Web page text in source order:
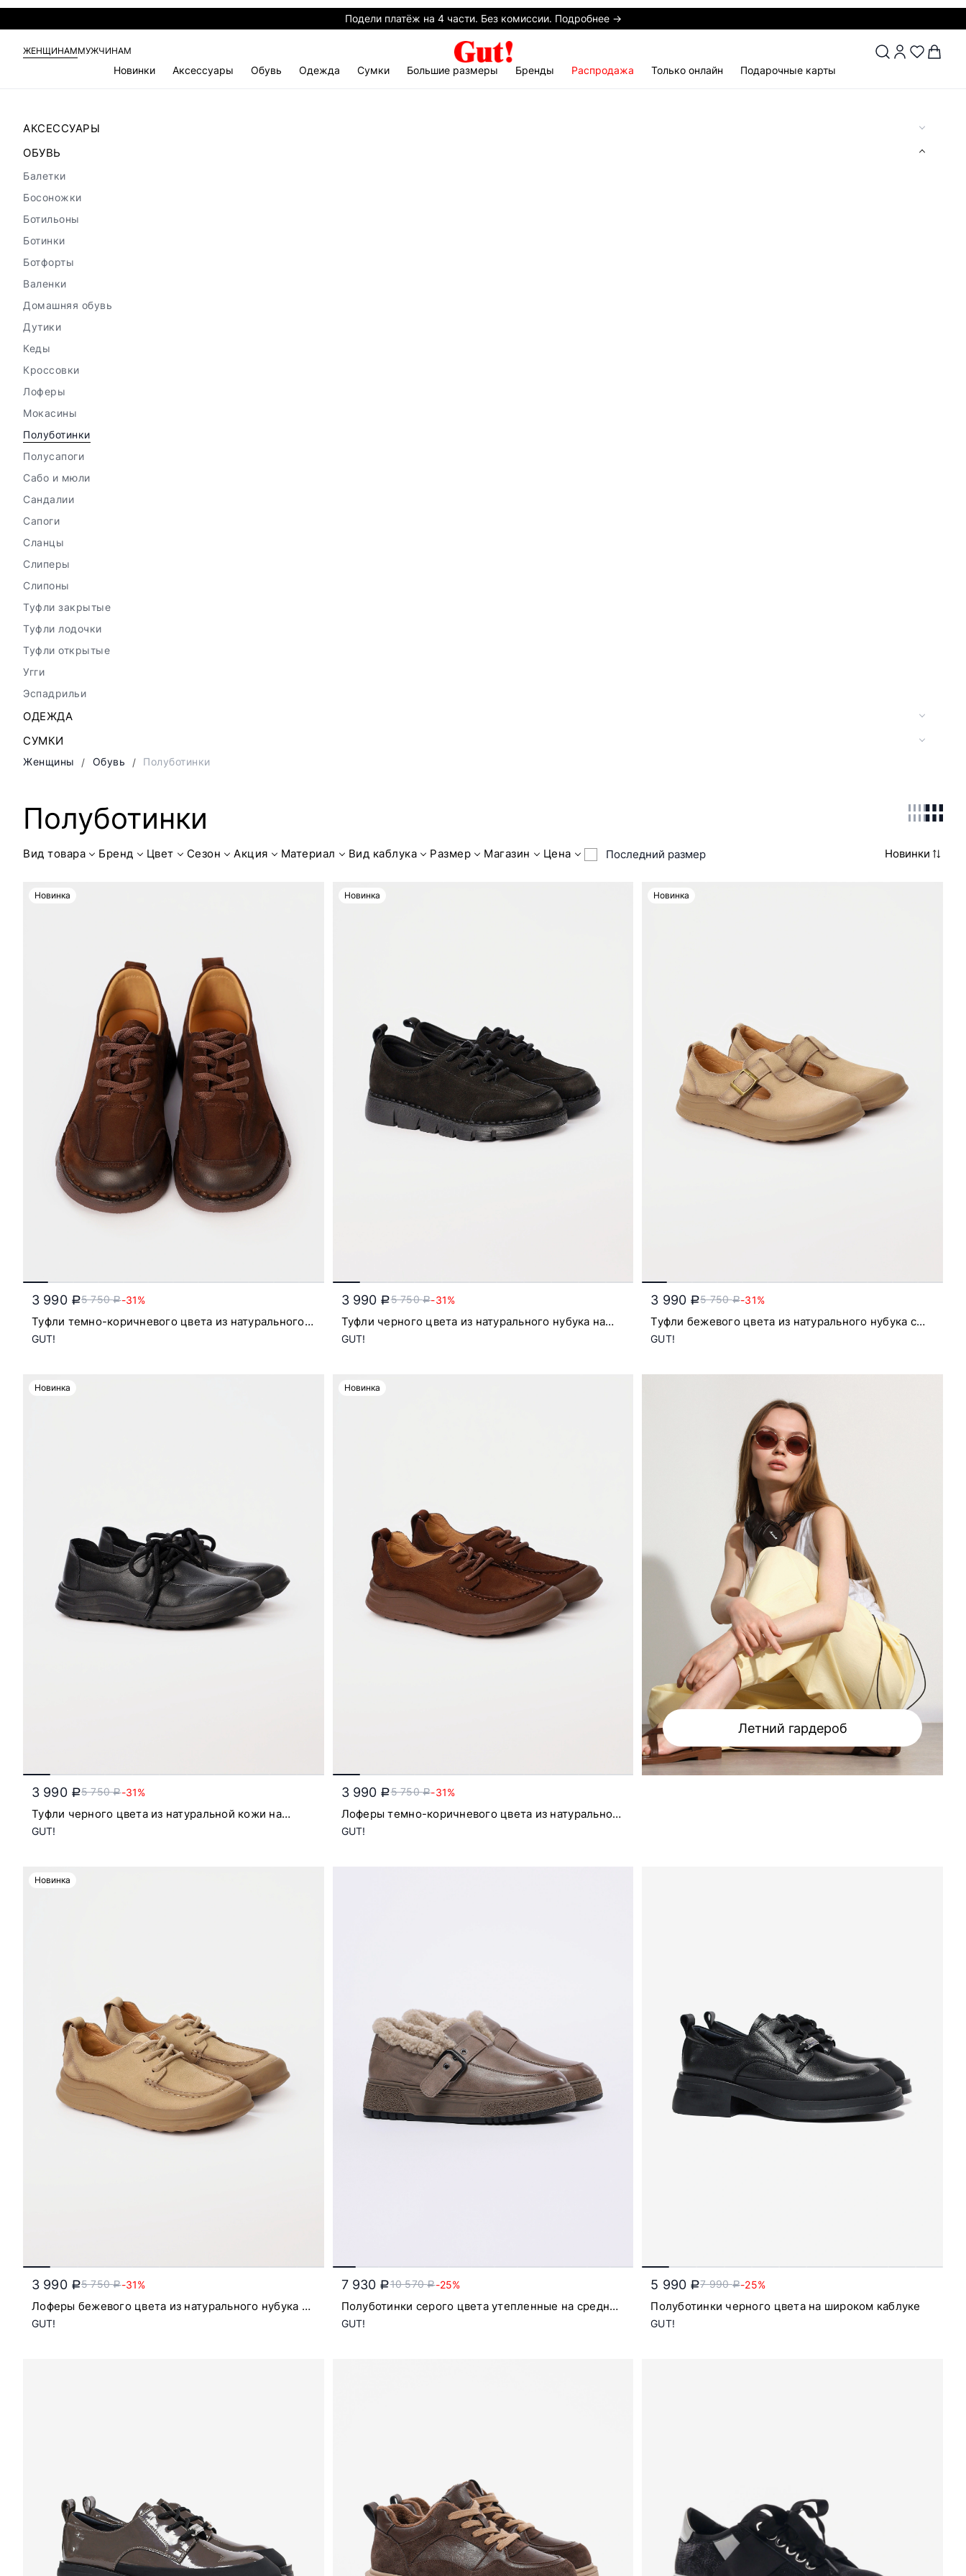
Подели платёж на 4 части. Без комиссии. Подробнее →
ЖЕНЩИНАММУЖЧИНАМ
Новинки Аксессуары Обувь Одежда Сумки Большие размеры Бренды Распродажа Только онлайн Подарочные карты
АКСЕССУАРЫ
ОБУВЬ
Балетки
Босоножки
Ботильоны
Ботинки
Ботфорты
Валенки
Домашняя обувь
Дутики
Кеды
Кроссовки
Лоферы
Мокасины
Полуботинки
Полусапоги
Сабо и мюли
Сандалии
Сапоги
Сланцы
Слиперы
Слипоны
Туфли закрытые
Туфли лодочки
Туфли открытые
Угги
Эспадрильи
ОДЕЖДА
СУМКИ
Женщины Обувь Полуботинки
Полуботинки
Вид товара Бренд Цвет Сезон Акция Материал Вид каблука Размер Магазин Цена Последний размер Новинки
Новинка
3 990 a5 750a-31%
Туфли темно-коричневого цвета из натурального
нубука на шнуровке
GUT!
Новинка
3 990 a5 750a-31%
Туфли черного цвета из натурального нубука на
шнуровке
GUT!
Новинка
3 990 a5 750a-31%
Туфли бежевого цвета из натурального нубука с
застежкой ремешок
GUT!
Новинка
3 990 a5 750a-31%
Туфли черного цвета из натуральной кожи на
низкой подошве
GUT!
Новинка
3 990 a5 750a-31%
Лоферы темно-коричневого цвета из натурального
нубука на низкой подошве
GUT!
Летний гардероб
Новинка
3 990 a5 750a-31%
Лоферы бежевого цвета из натурального нубука на
низкой подошве
GUT!
7 930 a10 570a-25%
Полуботинки серого цвета утепленные на средней
подошве
GUT!
5 990 a7 990a-25%
Полуботинки черного цвета на широком каблуке
GUT!